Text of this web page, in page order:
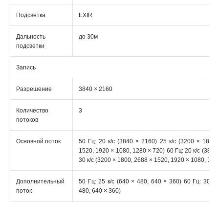
Подсветка EXIR
Дальность
подсветки
до 30м
Запись
Разрешение 3840 × 2160
Количество
потоков
3
Основной поток
50 Гц: 20 к/с (3840 × 2160) 25 к/с (3200 ×
1520, 1920 × 1080, 1280 × 720) 60 Гц: 20 к/с
30 к/с (3200 × 1800, 2688 × 1520, 1920 × 1080,
Дополнительный
поток
50 Гц: 25 к/с (640 × 480, 640 × 360) 60 Гц: 30 к/
480, 640 × 360)